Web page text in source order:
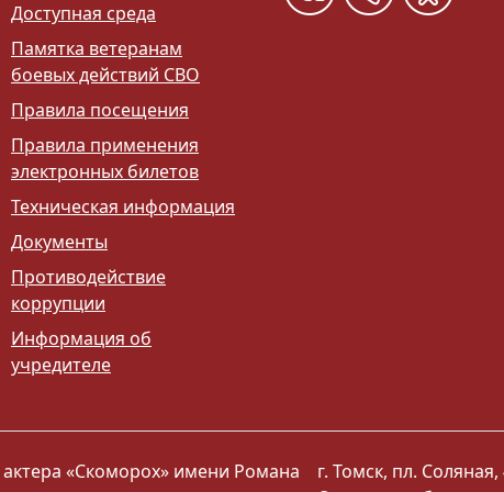
Доступная среда
Памятка ветеранам
боевых действий СВО
Правила посещения
Правила применения
электронных билетов
Техническая информация
Документы
Противодействие
коррупции
Информация об
учредителе
«Скоморох» имени Романа
г. Томск, пл. Соляная,